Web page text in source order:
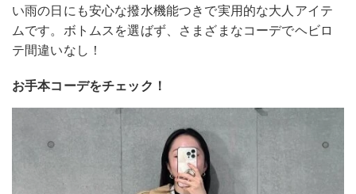
い雨の日にも安心な撥水機能つきで実用的な大人アイテ
ムです。ボトムスを選ばず、さまざまなコーデでヘビロ
テ間違いなし！
お手本コーデをチェック！